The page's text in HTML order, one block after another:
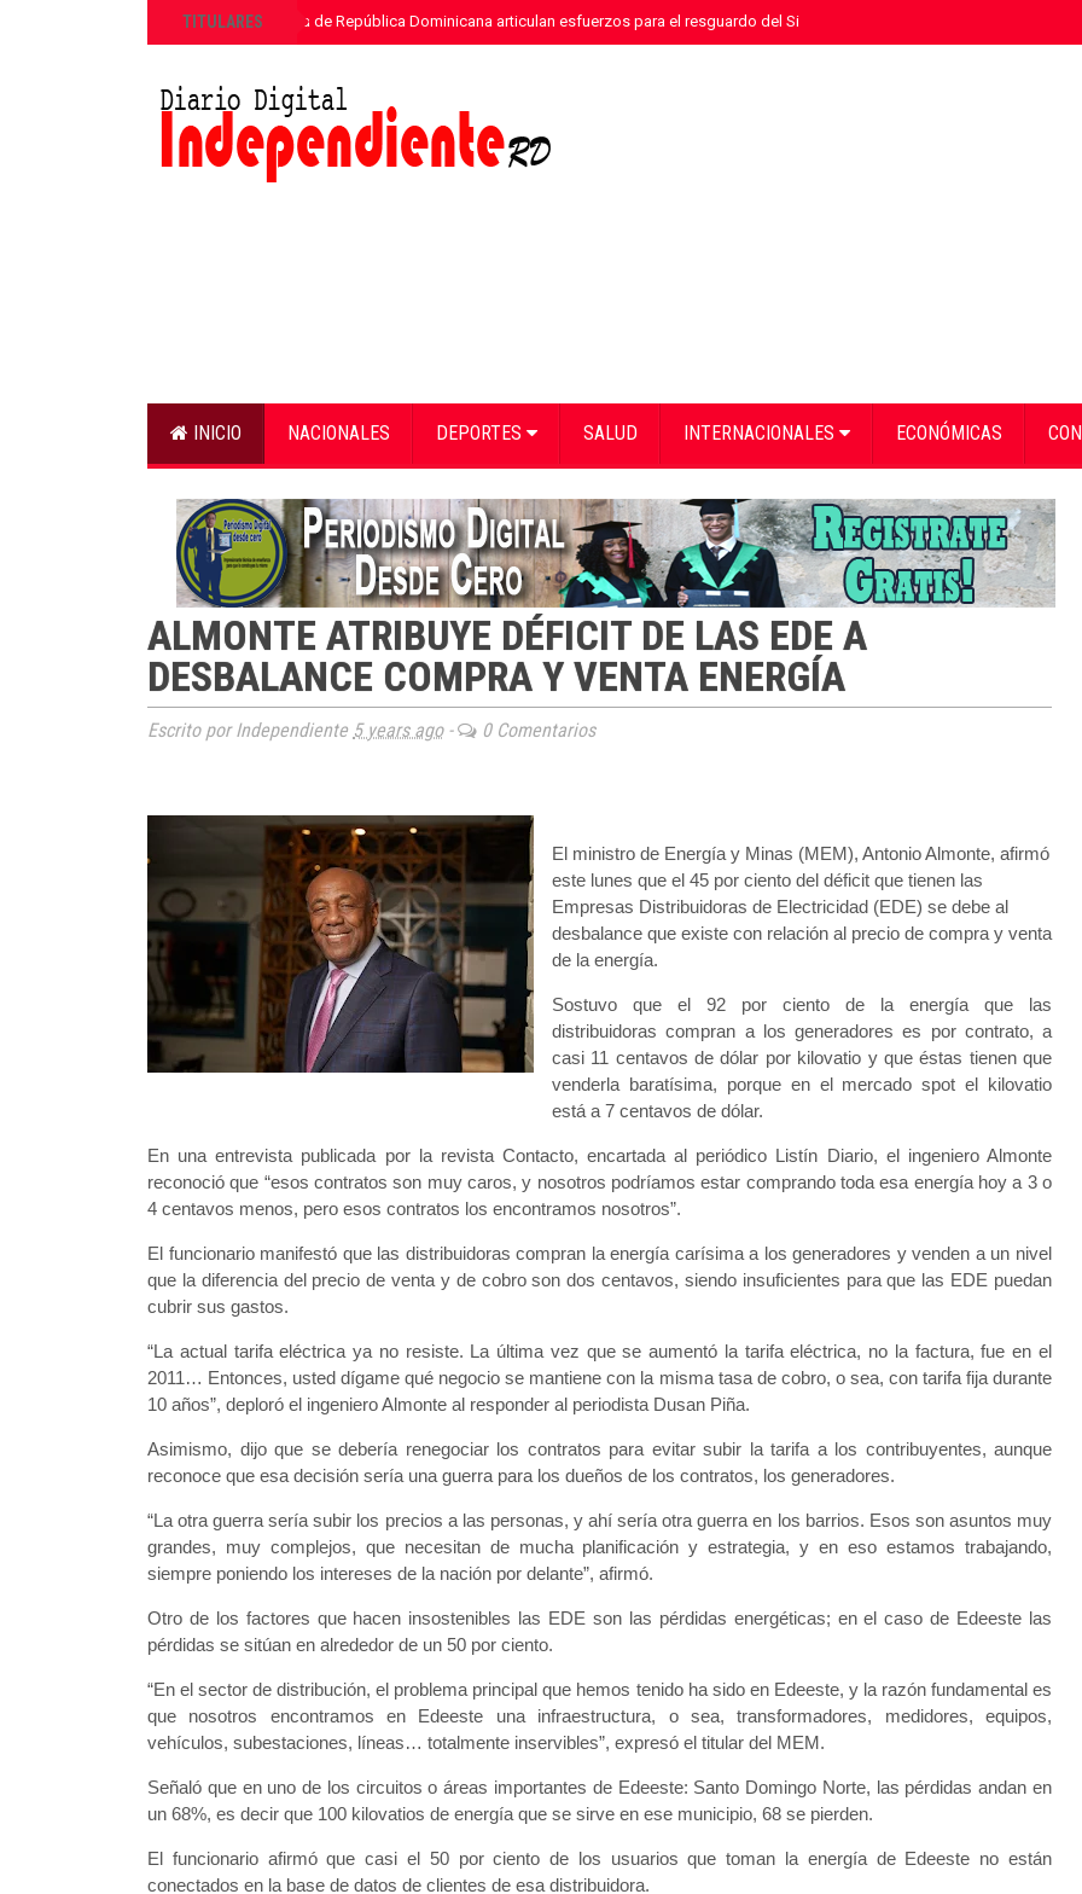
TITULARES
»ETED y la Armada de República Dominicana articulan esfuerzos para el resguardo del Sistema de Transmisión Eléctrica
INICIO NACIONALES DEPORTES SALUD INTERNACIONALES ECONÓMICAS
ALMONTE ATRIBUYE DÉFICIT DE LAS EDE A
DESBALANCE COMPRA Y VENTA ENERGÍA
Escrito por Independiente 5 years ago- 0 Comentarios
El ministro de Energía y Minas (MEM), Antonio Almonte, afirmó
este lunes que el 45 por ciento del déficit que tienen las
Empresas Distribuidoras de Electricidad (EDE) se debe al
desbalance que existe con relación al precio de compra y venta
de la energía.
Sostuvo que el 92 por ciento de la energía que las
distribuidoras compran a los generadores es por contrato, a
casi 11 centavos de dólar por kilovatio y que éstas tienen que
venderla baratísima, porque en el mercado spot el kilovatio
está a 7 centavos de dólar.
En una entrevista publicada por la revista Contacto, encartada al periódico Listín Diario, el ingeniero Almonte
reconoció que “esos contratos son muy caros, y nosotros podríamos estar comprando toda esa energía hoy a 3 o
4 centavos menos, pero esos contratos los encontramos nosotros”.
El funcionario manifestó que las distribuidoras compran la energía carísima a los generadores y venden a un nivel
que la diferencia del precio de venta y de cobro son dos centavos, siendo insuficientes para que las EDE puedan
cubrir sus gastos.
“La actual tarifa eléctrica ya no resiste. La última vez que se aumentó la tarifa eléctrica, no la factura, fue en el
2011… Entonces, usted dígame qué negocio se mantiene con la misma tasa de cobro, o sea, con tarifa fija durante
10 años”, deploró el ingeniero Almonte al responder al periodista Dusan Piña.
Asimismo, dijo que se debería renegociar los contratos para evitar subir la tarifa a los contribuyentes, aunque
reconoce que esa decisión sería una guerra para los dueños de los contratos, los generadores.
“La otra guerra sería subir los precios a las personas, y ahí sería otra guerra en los barrios. Esos son asuntos muy
grandes, muy complejos, que necesitan de mucha planificación y estrategia, y en eso estamos trabajando,
siempre poniendo los intereses de la nación por delante”, afirmó.
Otro de los factores que hacen insostenibles las EDE son las pérdidas energéticas; en el caso de Edeeste las
pérdidas se sitúan en alrededor de un 50 por ciento.
“En el sector de distribución, el problema principal que hemos tenido ha sido en Edeeste, y la razón fundamental es
que nosotros encontramos en Edeeste una infraestructura, o sea, transformadores, medidores, equipos,
vehículos, subestaciones, líneas… totalmente inservibles”, expresó el titular del MEM.
Señaló que en uno de los circuitos o áreas importantes de Edeeste: Santo Domingo Norte, las pérdidas andan en
un 68%, es decir que 100 kilovatios de energía que se sirve en ese municipio, 68 se pierden.
El funcionario afirmó que casi el 50 por ciento de los usuarios que toman la energía de Edeeste no están
conectados en la base de datos de clientes de esa distribuidora.